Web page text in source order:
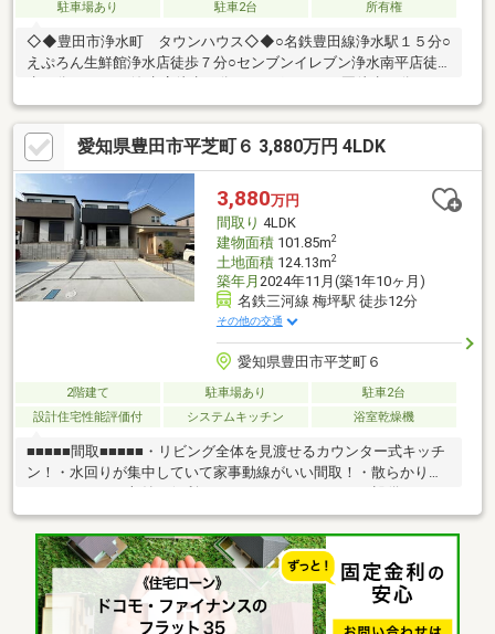
駐車場あり 駐車2台 所有権
◇◆豊田市浄水町 タウンハウス◇◆○名鉄豊田線浄水駅１５分○
えぷろん生鮮館浄水店徒歩７分○センブンイレブン浄水南平店徒
◇◇◇◇◇◇◇◇◇◇◇◇◇◇◇◇◇
愛知県豊田市平芝町６ 3,880万円 4LDK
3,880万円
間取り 4LDK
建物面積101.85m2
土地面積124.13m2
築年月 2024年11月(築1年10ヶ月)
名鉄三河線 梅坪駅 徒歩12分
その他の交通
愛知県豊田市平芝町６
2階建て 駐車場あり
駐車2台
設計住宅性能評価付
システムキッチン 浴室乾燥機
■■■■■間取■■■■■・リビング全体を見渡せるカウンター式キッチ
ン！・水回りが集中していて家事動線がいい間取！・散らかりや
■■■■■・食洗器付きで毎日の食器洗いが楽になります！・トイレ
が2か所あるので混みやすい朝でも安心！・全室複合ガラスのため
寒い冬でも冷たい風が防げます！■■■■■周辺環境■■■■■・名鉄三
河線「梅坪」駅 徒歩約12分・豊田市立拳母小学校 徒歩約5
分・豊田市立祟化館中学校 徒歩約8分・ヤマナカ豊田陣中店 徒
歩約13分・平芝公園 徒歩約4分・V・drug豊田栄店 徒歩約7分